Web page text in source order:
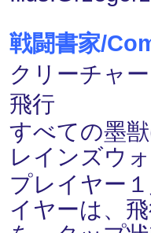
戦闘書家/
クリーチャ
飛行
すべての墨
レインズウ
プレイヤー
イヤーは、